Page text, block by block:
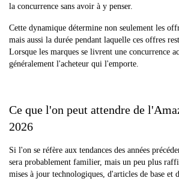
la concurrence sans avoir à y penser.
Cette dynamique détermine non seulement les
mais aussi la durée pendant laquelle ces offres
Lorsque les marques se livrent une concurrence
généralement l'acheteur qui l'emporte.
Ce que l'on peut attendre de
2026
Si l'on se réfère aux tendances des années
sera probablement familier, mais un peu plus
mises à jour technologiques, d'articles de base et